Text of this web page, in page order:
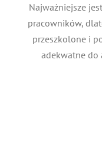
Najważniejsze
pracowników,
przeszkolone i
adekwatne do